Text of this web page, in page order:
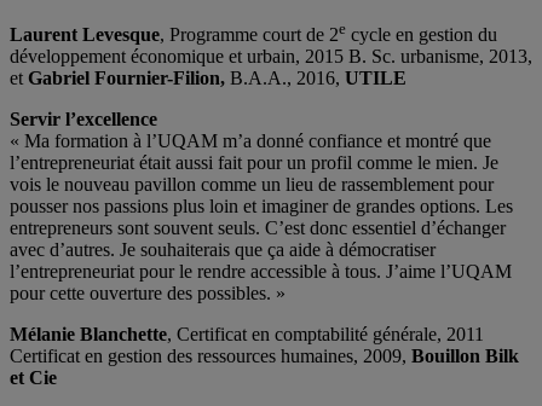
Laurent Levesque, Programme court de 2e cycle en gestion du
développement économique et urbain, 2015 B. Sc. urbanisme, 2013,
et Gabriel Fournier-Filion, B.A.A., 2016, UTILE
Servir l’excellence
« Ma formation à l’UQAM m’a donné confiance et montré que
l’entrepreneuriat était aussi fait pour un profil comme le mien. Je
vois le nouveau pavillon comme un lieu de rassemblement pour
pousser nos passions plus loin et imaginer de grandes options. Les
entrepreneurs sont souvent seuls. C’est donc essentiel d’échanger
avec d’autres. Je souhaiterais que ça aide à démocratiser
l’entrepreneuriat pour le rendre accessible à tous. J’aime l’UQAM
pour cette ouverture des possibles. »
Mélanie Blanchette, Certificat en comptabilité générale, 2011
Certificat en gestion des ressources humaines, 2009, Bouillon Bilk
et Cie